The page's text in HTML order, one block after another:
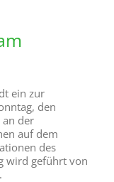
ein zur
den
der
auf dem
des
wird geführt von